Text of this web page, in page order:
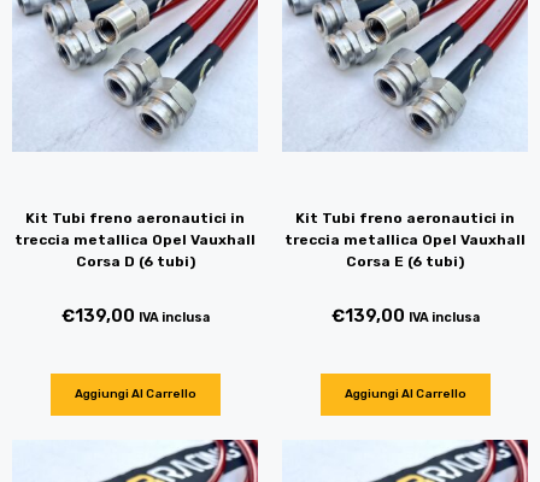
Kit Tubi freno aeronautici in
treccia metallica Opel Vauxhall
Corsa D (6 tubi)
€139,00 IVA inclusa
Aggiungi Al Carrello
Kit Tubi freno aeronautici in
treccia metallica Opel Vauxhall
Corsa E (6 tubi)
€139,00 IVA inclusa
Aggiungi Al Carrello